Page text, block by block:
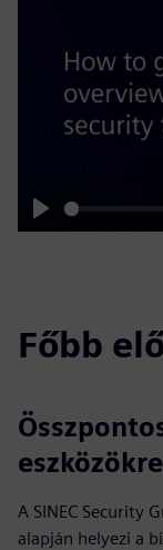
Play
Főbb
A SINEC Security
alapján helyezi a